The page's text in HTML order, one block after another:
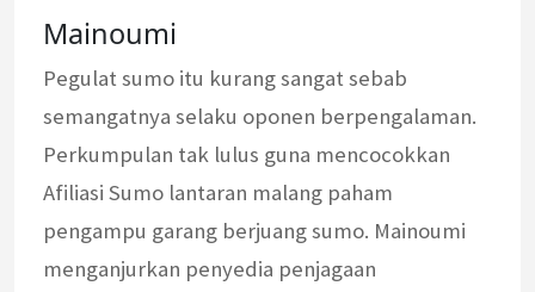
Mainoumi
Pegulat sumo itu kurang sangat sebab
semangatnya selaku oponen berpengalaman.
Perkumpulan tak lulus guna mencocokkan
Afiliasi Sumo lantaran malang paham
pengampu garang berjuang sumo. Mainoumi
menganjurkan penyedia penjagaan